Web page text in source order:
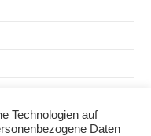
Technologien auf
Daten